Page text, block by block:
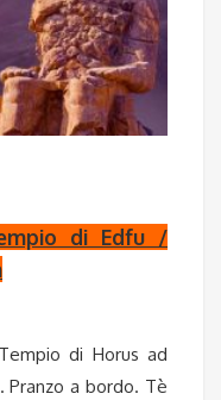
di Edfu /
di Horus ad
Pranzo a bordo. Tè